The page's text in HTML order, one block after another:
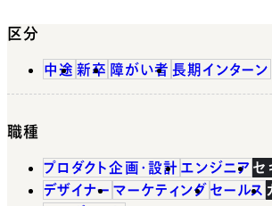
区分
中途 新卒 障がい者 長期インターン
職種
プロダクト企画・設計 エンジニア セ
デザイナー マーケティング セールス